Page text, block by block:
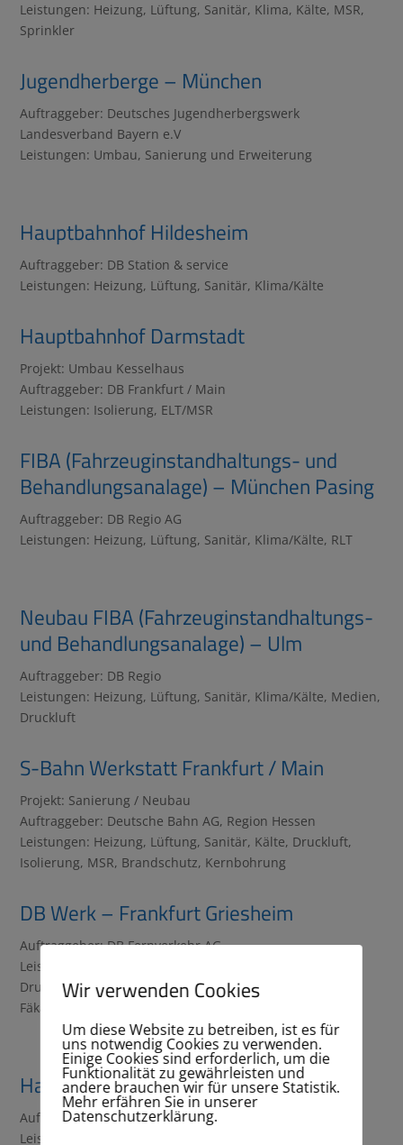
Leistungen: Heizung, Lüftung, Sanitär, Klima, Kälte, MSR,
Sprinkler
Jugendherberge – München
Auftraggeber: Deutsches Jugendherbergswerk
Landesverband Bayern e.V
Leistungen: Umbau, Sanierung und Erweiterung
Hauptbahnhof Hildesheim
Auftraggeber: DB Station & service
Leistungen: Heizung, Lüftung, Sanitär, Klima/Kälte
Hauptbahnhof Darmstadt
Projekt: Umbau Kesselhaus
Auftraggeber: DB Frankfurt / Main
Leistungen: Isolierung, ELT/MSR
FIBA (Fahrzeuginstandhaltungs- und
Behandlungsanalage) – München Pasing
Auftraggeber: DB Regio AG
Leistungen: Heizung, Lüftung, Sanitär, Klima/Kälte, RLT
Neubau FIBA (Fahrzeuginstandhaltungs-
und Behandlungsanalage) – Ulm
Auftraggeber: DB Regio
Leistungen: Heizung, Lüftung, Sanitär, Klima/Kälte, Medien,
Druckluft
S-Bahn Werkstatt Frankfurt / Main
Projekt: Sanierung / Neubau
Auftraggeber: Deutsche Bahn AG, Region Hessen
Leistungen: Heizung, Lüftung, Sanitär, Kälte, Druckluft,
Isolierung, MSR, Brandschutz, Kernbohrung
DB Werk – Frankfurt Griesheim
Auftraggeber: DB Fernverkehr AG
Leistungen: Heizung, Lüftung, Sanitär, Klima/Kälte, RLT,
Druckluft, Medienversorgung, Elektro, MSR,
Fäkalienentsorgung
Hauptbahnhof Frankfurt / Main
Auftraggeber: DB Station & Services
Leistungen: Erneuerung Feuerlöschleitung, 3x
Wir verwenden Cookies
Um diese Website zu betreiben, ist es für
uns notwendig Cookies zu verwenden.
Einige Cookies sind erforderlich, um die
Funktionalität zu gewährleisten und
andere brauchen wir für unsere Statistik.
Mehr erfähren Sie in unserer
Datenschutzerklärung.